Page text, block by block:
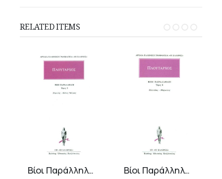
RELATED ITEMS
Βίοι Παράλληλοι 5 Βίοι Παράλληλοι 8